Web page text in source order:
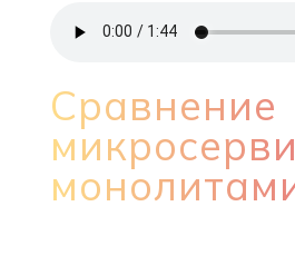
Сравнение